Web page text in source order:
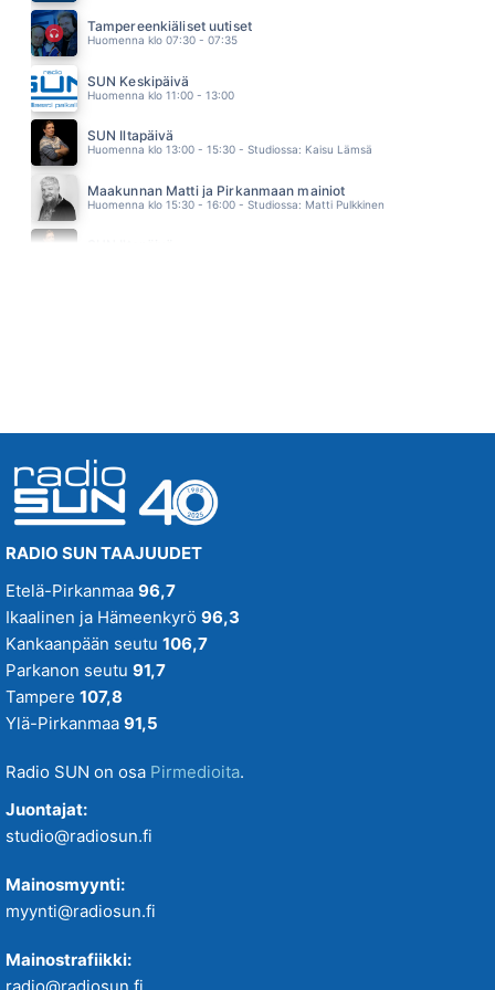
MILJOONASADE
14.28
IRINA
14.23
LONDON BEAT
14.15
SANI
14.12
Tampereenkiäliset uutiset
Huomenna klo 07:30 - 07:35
SUN Keskipäivä
Huomenna klo 11:00 - 13:00
SUN Iltapäivä
Huomenna klo 13:00 - 15:30 - Studiossa: Kaisu Lämsä
Maakunnan Matti ja Pirkanmaan mainiot
Huomenna klo 15:30 - 16:00 - Studiossa: Matti Pulkkinen
RADIO SUN TAAJUUDET
Etelä-Pirkanmaa 96,7
Ikaalinen ja Hämeenkyrö 96,3
Kankaanpään seutu 106,7
Parkanon seutu 91,7
Tampere 107,8
Ylä-Pirkanmaa 91,5
Radio SUN on osa Pirmedioita.
Juontajat:
studio@radiosun.fi
Mainosmyynti:
myynti@radiosun.fi
Mainostrafiikki: